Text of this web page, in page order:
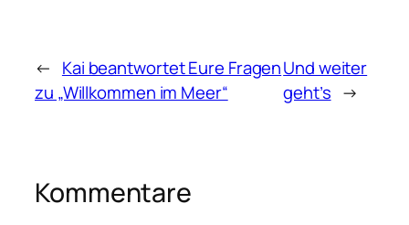
← Kai beantwortet Eure Fragen
zu „Willkommen im Meer“
Und weiter
geht’s →
Kommentare